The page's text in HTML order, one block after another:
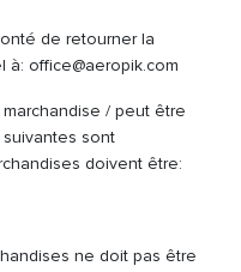
de retourner la
office@aeropik.com
/ peut être
sont
doivent être:
ne doit pas être